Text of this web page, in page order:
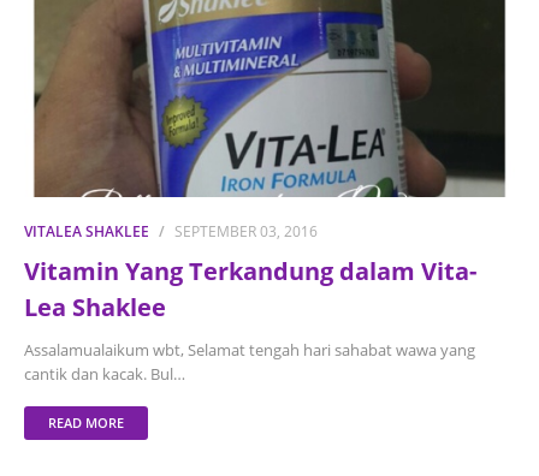
VITALEA SHAKLEE SEPTEMBER 03, 2016
Vitamin Yang Terkandung dalam Vita-
Lea Shaklee
Assalamualaikum wbt, Selamat tengah hari sahabat wawa yang
cantik dan kacak. Bul…
READ MORE